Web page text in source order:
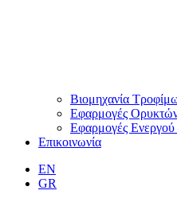
Βιομηχανία
Εφαρμογές
Εφαρμογές
Επικοινωνία
EN
GR